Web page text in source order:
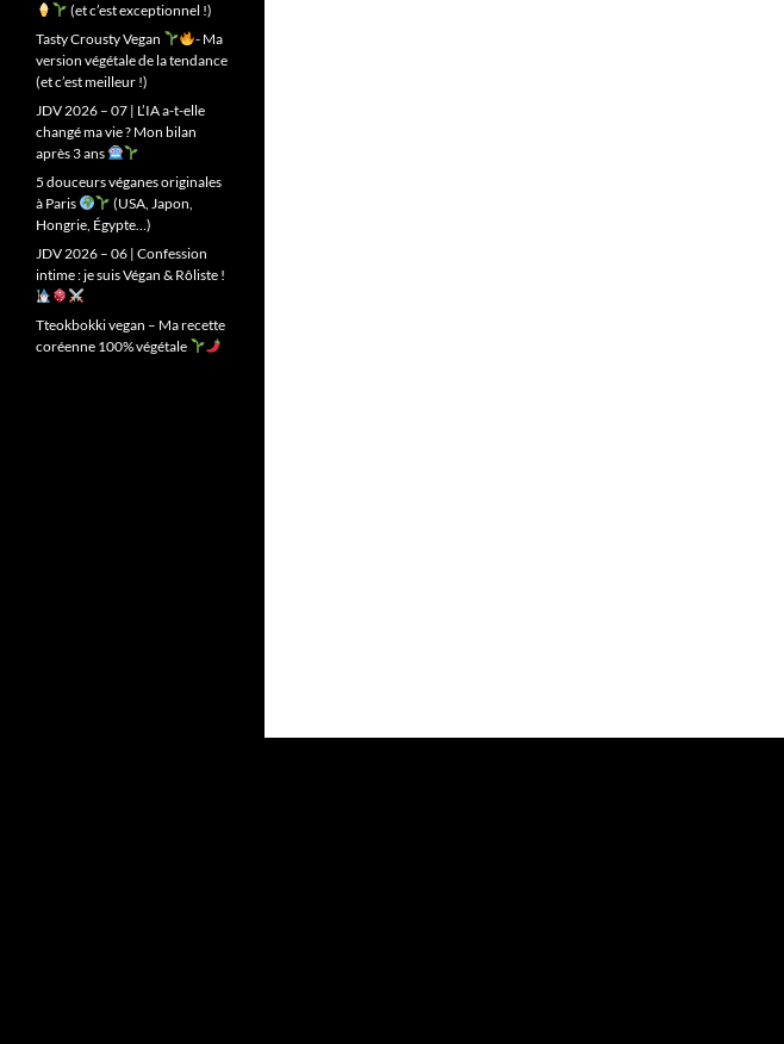
(et c’est exceptionnel !)
Tasty Crousty Vegan
- Ma
version végétale de la tendance
(et c’est meilleur !)
JDV 2026 – 07 | L’IA a-t-elle
changé ma vie ? Mon bilan
après 3 ans
5 douceurs véganes originales
à Paris
(USA, Japon,
Hongrie, Égypte…)
JDV 2026 – 06 | Confession
intime : je suis Végan & Rôliste !
Tteokbokki vegan – Ma recette
coréenne 100% végétale